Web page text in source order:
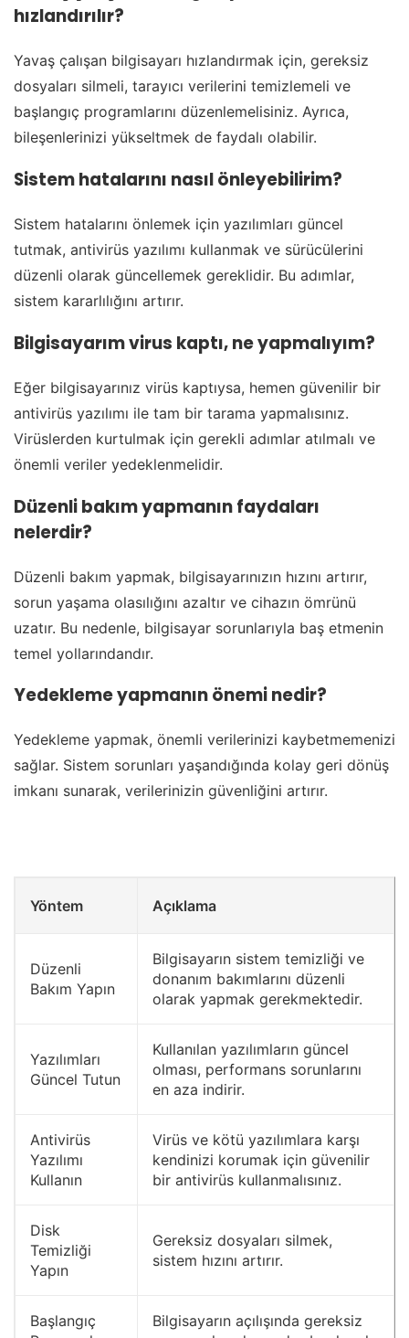
hızlandırılır?
Yavaş çalışan bilgisayarı hızlandırmak için, gereksiz
dosyaları silmeli, tarayıcı verilerini temizlemeli ve
başlangıç programlarını düzenlemelisiniz. Ayrıca,
bileşenlerinizi yükseltmek de faydalı olabilir.
Sistem hatalarını nasıl önleyebilirim?
Sistem hatalarını önlemek için yazılımları güncel
tutmak, antivirüs yazılımı kullanmak ve sürücülerini
düzenli olarak güncellemek gereklidir. Bu adımlar,
sistem kararlılığını artırır.
Bilgisayarım virus kaptı, ne yapmalıyım?
Eğer bilgisayarınız virüs kaptıysa, hemen güvenilir bir
antivirüs yazılımı ile tam bir tarama yapmalısınız.
Virüslerden kurtulmak için gerekli adımlar atılmalı ve
önemli veriler yedeklenmelidir.
Düzenli bakım yapmanın faydaları
nelerdir?
Düzenli bakım yapmak, bilgisayarınızın hızını artırır,
sorun yaşama olasılığını azaltır ve cihazın ömrünü
uzatır. Bu nedenle, bilgisayar sorunlarıyla baş etmenin
temel yollarındandır.
Yedekleme yapmanın önemi nedir?
Yedekleme yapmak, önemli verilerinizi kaybetmemenizi
sağlar. Sistem sorunları yaşandığında kolay geri dönüş
imkanı sunarak, verilerinizin güvenliğini artırır.
Yöntem Açıklama
Düzenli
Bakım Yapın
Bilgisayarın sistem temizliği ve
donanım bakımlarını düzenli
olarak yapmak gerekmektedir.
Yazılımları
Güncel Tutun
Kullanılan yazılımların güncel
olması, performans sorunlarını
en aza indirir.
Antivirüs
Yazılımı
Kullanın
Virüs ve kötü yazılımlara karşı
kendinizi korumak için güvenilir
bir antivirüs kullanmalısınız.
Disk
Temizliği
Yapın
Gereksiz dosyaları silmek,
sistem hızını artırır.
Başlangıç
Bilgisayarın açılışında gereksiz